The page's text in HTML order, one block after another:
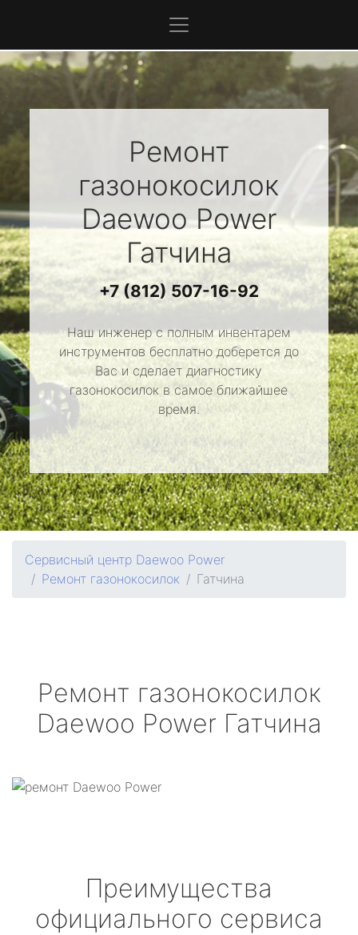
Ремонт
газонокосилок
Daewoo Power
Гатчина
+7 (812) 507-16-92
Наш инженер с полным инвентарем
инструментов бесплатно доберется до
Вас и сделает диагностику
газонокосилок в самое ближайшее
время.
Сервисный центр Daewoo Power
Ремонт газонокосилок
Гатчина
Ремонт газонокосилок
Daewoo Power Гатчина
Преимущества
официального сервиса